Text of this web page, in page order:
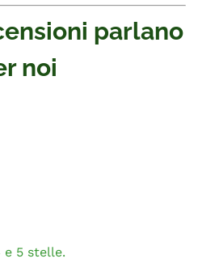
parlano
noi
e 5 stelle.